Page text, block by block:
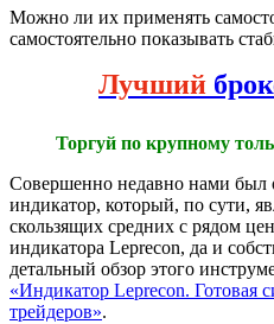
Можно ли их применять
самостоятельно показывать
Лучший
Торгуй по крупному
Совершенно недавно нами был
индикатор, который, по сути,
скользящих средних с рядом
индикатора Leprecon, да и
детальный обзор этого
«Индикатор Leprecon. Готовая
трейдеров».